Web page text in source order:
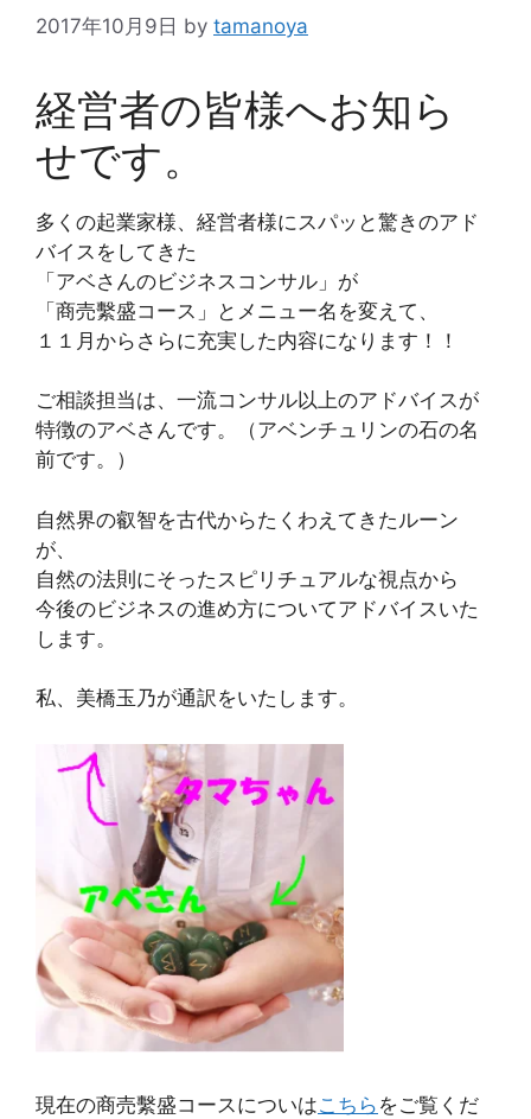
2017年10月9日 by tamanoya
経営者の皆様へお知ら
せです。
多くの起業家様、経営者様にスパッと驚きのアド
バイスをしてきた
「アベさんのビジネスコンサル」が
「商売繫盛コース」とメニュー名を変えて、
１１月からさらに充実した内容になります！！
ご相談担当は、一流コンサル以上のアドバイスが
特徴のアベさんです。（アベンチュリンの石の名
前です。）
自然界の叡智を古代からたくわえてきたルーン
が、
自然の法則にそったスピリチュアルな視点から
今後のビジネスの進め方についてアドバイスいた
します。
私、美橋玉乃が通訳をいたします。
現在の商売繫盛コースについはこちら をご覧くだ